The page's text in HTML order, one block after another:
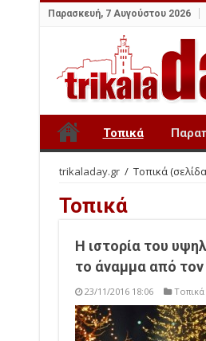
Παρασκευή, 7 Αυγούστου 2026
Τοπικά
trikaladay.gr / Τοπικά
Τοπικά
Η ιστορία του
το άναμμα από
23/11/2016 18:06 Τοπικά